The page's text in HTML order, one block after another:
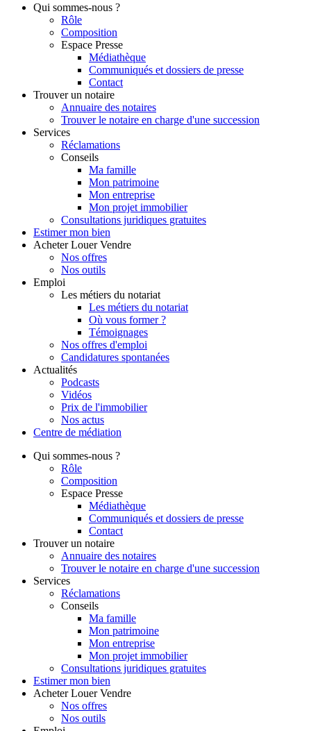
Qui sommes-nous ?
Rôle
Composition
Espace Presse
Médiathèque
Communiqués et dossiers de presse
Contact
Trouver un notaire
Annuaire des notaires
Trouver le notaire en charge d'une succession
Services
Réclamations
Conseils
Ma famille
Mon patrimoine
Mon entreprise
Mon projet immobilier
Consultations juridiques gratuites
Estimer mon bien
Acheter Louer Vendre
Nos offres
Nos outils
Emploi
Les métiers du notariat
Les métiers du notariat
Où vous former ?
Témoignages
Nos offres d'emploi
Candidatures spontanées
Actualités
Podcasts
Vidéos
Prix de l'immobilier
Nos actus
Centre de médiation
Qui sommes-nous ?
Rôle
Composition
Espace Presse
Médiathèque
Communiqués et dossiers de presse
Contact
Trouver un notaire
Annuaire des notaires
Trouver le notaire en charge d'une succession
Services
Réclamations
Conseils
Ma famille
Mon patrimoine
Mon entreprise
Mon projet immobilier
Consultations juridiques gratuites
Estimer mon bien
Acheter Louer Vendre
Nos offres
Nos outils